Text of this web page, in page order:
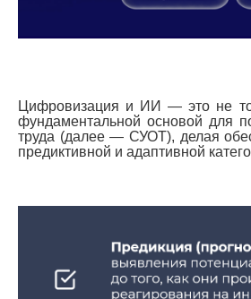
Цифровизация и ИИ — это не
фундаментальной основой для
труда (далее — СУОТ), делая
предиктивной и адаптивной